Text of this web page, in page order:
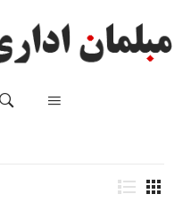
کمد ۱۲ درب فلزی